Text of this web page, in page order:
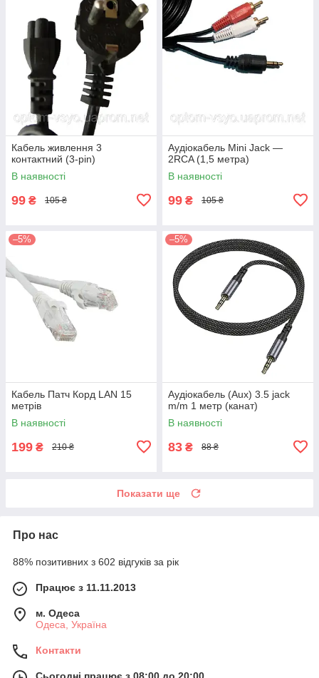
Кабель живлення 3
контактний (3-pin)
В наявності
99 ₴ 105 ₴
Аудіокабель Mini Jack —
2RCA (1,5 метра)
В наявності
99 ₴ 105 ₴
–5%
Кабель Патч Корд LAN 15
метрів
В наявності
199 ₴ 210 ₴
–5%
Аудіокабель (Aux) 3.5 jack
m/m 1 метр (канат)
В наявності
83 ₴ 88 ₴
Показати ще
Про нас
88% позитивних з 602 відгуків за рік
Працює з 11.11.2013
м. Одеса
Одеса, Україна
Контакти